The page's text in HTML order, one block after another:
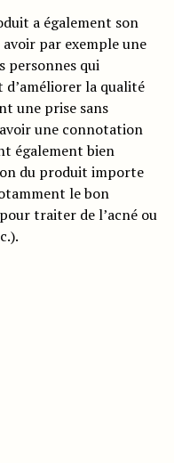
a également son
par exemple une
personnes qui
d’améliorer la qualité
une prise sans
une connotation
également bien
du produit importe
le bon
traiter de l’acné ou